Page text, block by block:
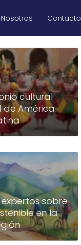
Nosotros Contacto
cultural
de América
sobre
en la